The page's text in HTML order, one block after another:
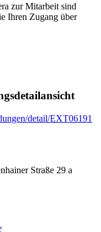
zur Mitarbeit sind
Ihren Zugang über
detail/EXT06191
Straße 29 a